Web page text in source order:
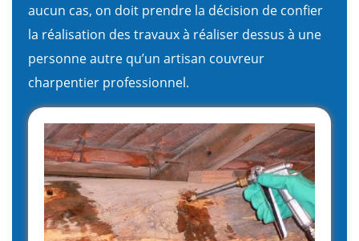
aucun cas, on doit prendre la décision de confier
la réalisation des travaux à réaliser dessus à une
personne autre qu’un artisan couvreur
charpentier professionnel.